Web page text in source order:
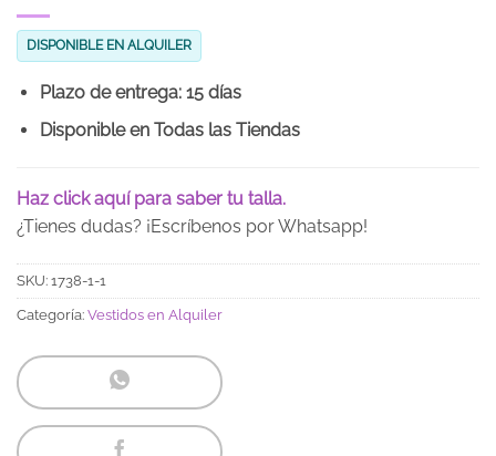
DISPONIBLE EN ALQUILER
Plazo de entrega: 15 días
Disponible en Todas las Tiendas
Haz click aquí para saber tu talla.
¿Tienes dudas? ¡Escríbenos por Whatsapp!
SKU: 1738-1-1
Categoría: Vestidos en Alquiler